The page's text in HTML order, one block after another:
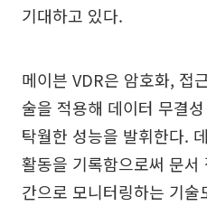
기대하고 있다.
메이븐 VDR은 암호화, 접
술을 적용해 데이터 무결
탁월한 성능을 발휘한다.
활동을 기록함으로써 문서
간으로 모니터링하는 기